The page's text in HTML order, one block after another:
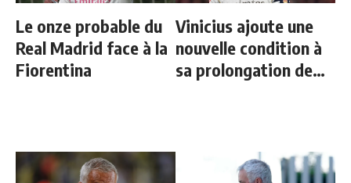
Le onze probable du
Real Madrid face à la
Fiorentina
Vinicius ajoute une
nouvelle condition à
sa prolongation de